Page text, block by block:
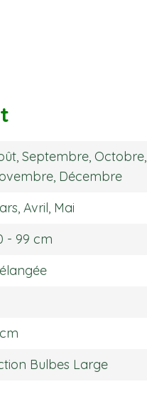
Septembre, Octobre,
Décembre
Avril, Mai
- 99 cm
Bulbes Large